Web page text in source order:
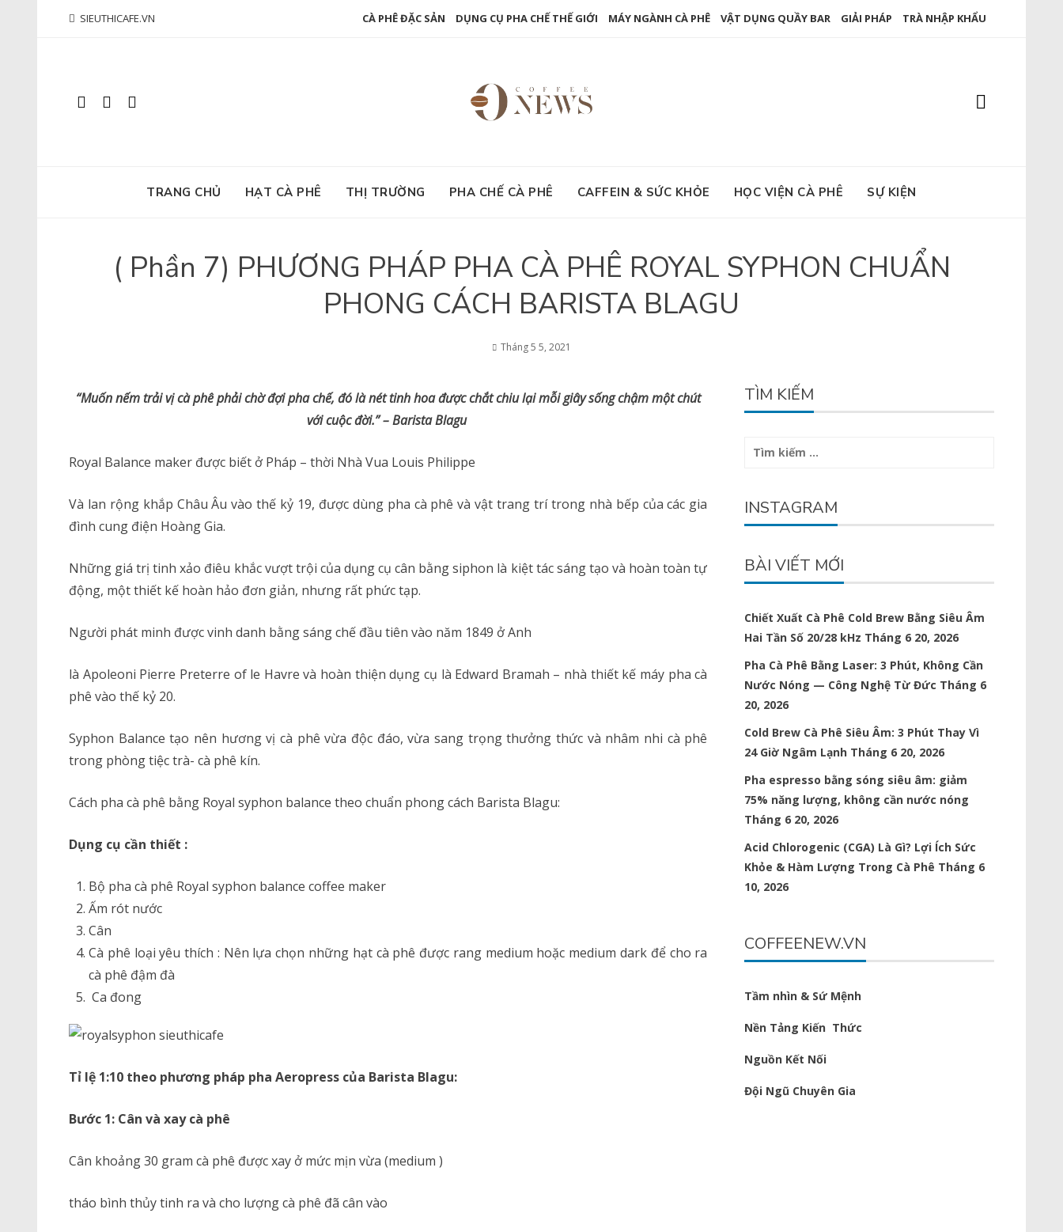
SIEUTHICAFE.VN CÀ PHÊ ĐẶC SẢN DỤNG CỤ PHA CHẾ THẾ GIỚI MÁY NGÀNH CÀ PHÊ VẬT DỤNG QUẦY BAR GIẢI PHÁP TRÀ NHẬP KHẨU
TRANG CHỦ HẠT CÀ PHÊ THỊ TRƯỜNG PHA CHẾ CÀ PHÊ CAFFEIN & SỨC KHỎE HỌC VIỆN CÀ PHÊ SỰ KIỆN
( Phần 7) PHƯƠNG PHÁP PHA CÀ PHÊ ROYAL SYPHON CHUẨN
PHONG CÁCH BARISTA BLAGU
Tháng 5 5, 2021
“Muốn nếm trải vị cà phê phải chờ đợi pha chế, đó là nét tinh hoa được chắt chiu lại mỗi giây sống chậm một chút
với cuộc đời.” – Barista Blagu
Royal Balance maker được biết ở Pháp – thời Nhà Vua Louis Philippe
Và lan rộng khắp Châu Âu vào thế kỷ 19, được dùng pha cà phê và vật trang trí trong nhà bếp của các gia
đình cung điện Hoàng Gia.
Những giá trị tinh xảo điêu khắc vượt trội của dụng cụ cân bằng siphon là kiệt tác sáng tạo và hoàn toàn tự
động, một thiết kế hoàn hảo đơn giản, nhưng rất phức tạp.
Người phát minh được vinh danh bằng sáng chế đầu tiên vào năm 1849 ở Anh
là Apoleoni Pierre Preterre of le Havre và hoàn thiện dụng cụ là Edward Bramah – nhà thiết kế máy pha cà
phê vào thế kỷ 20.
Syphon Balance tạo nên hương vị cà phê vừa độc đáo, vừa sang trọng thưởng thức và nhâm nhi cà phê
trong phòng tiệc trà- cà phê kín.
Cách pha cà phê bằng Royal syphon balance theo chuẩn phong cách Barista Blagu:
Dụng cụ cần thiết :
Bộ pha cà phê Royal syphon balance coffee maker
Ấm rót nước
Cân
Cà phê loại yêu thích : Nên lựa chọn những hạt cà phê được rang medium hoặc medium dark để cho ra
cà phê đậm đà
Ca đong
Tỉ lệ 1:10 theo phương pháp pha Aeropress của Barista Blagu:
Bước 1: Cân và xay cà phê
Cân khoảng 30 gram cà phê được xay ở mức mịn vừa (medium )
tháo bình thủy tinh ra và cho lượng cà phê đã cân vào
TÌM KIẾM
Tìm
INSTAGRAM
BÀI VIẾT MỚI
Chiết Xuất Cà Phê Cold Brew Bằng Siêu Âm
Hai Tần Số 20/28 kHz Tháng 6 20, 2026
Pha Cà Phê Bằng Laser: 3 Phút, Không Cần
Nước Nóng — Công Nghệ Từ Đức Tháng 6
20, 2026
Cold Brew Cà Phê Siêu Âm: 3 Phút Thay Vì
24 Giờ Ngâm Lạnh Tháng 6 20, 2026
Pha espresso bằng sóng siêu âm: giảm
75% năng lượng, không cần nước nóng
Tháng 6 20, 2026
Acid Chlorogenic (CGA) Là Gì? Lợi Ích Sức
Khỏe & Hàm Lượng Trong Cà Phê Tháng 6
10, 2026
COFFEENEW.VN
Tầm nhìn & Sứ Mệnh
Nền Tảng Kiến Thức
Nguồn Kết Nối
Đội Ngũ Chuyên Gia